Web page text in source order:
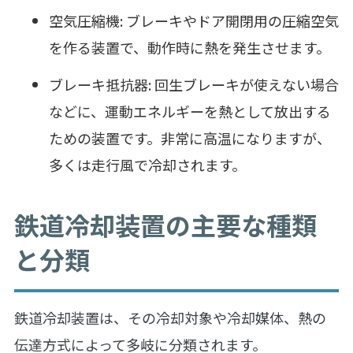
空気圧縮機: ブレーキやドア開閉用の圧縮空気
を作る装置で、動作時に熱を発生させます。
ブレーキ抵抗器: 回生ブレーキが使えない場合
などに、運動エネルギーを熱として放出する
ための装置です。非常に高温になりますが、
多くは走行風で冷却されます。
鉄道冷却装置の主要な種類
と分類
鉄道冷却装置は、その冷却対象や冷却媒体、熱の
伝達方式によって多岐に分類されます。